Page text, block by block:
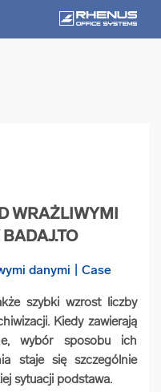
arrow_forward
arrow_forward
WRAŻLIWYMI
szybki wzrost liczby
Kiedy zawierają
wybór sposobu ich
staje się szczególnie
sytuacji podstawa.